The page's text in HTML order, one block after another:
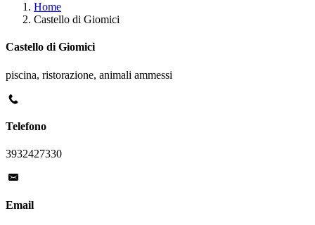
Home
Castello di Giomici
Castello di Giomici
piscina, ristorazione, animali ammessi
Telefono
3932427330
Email